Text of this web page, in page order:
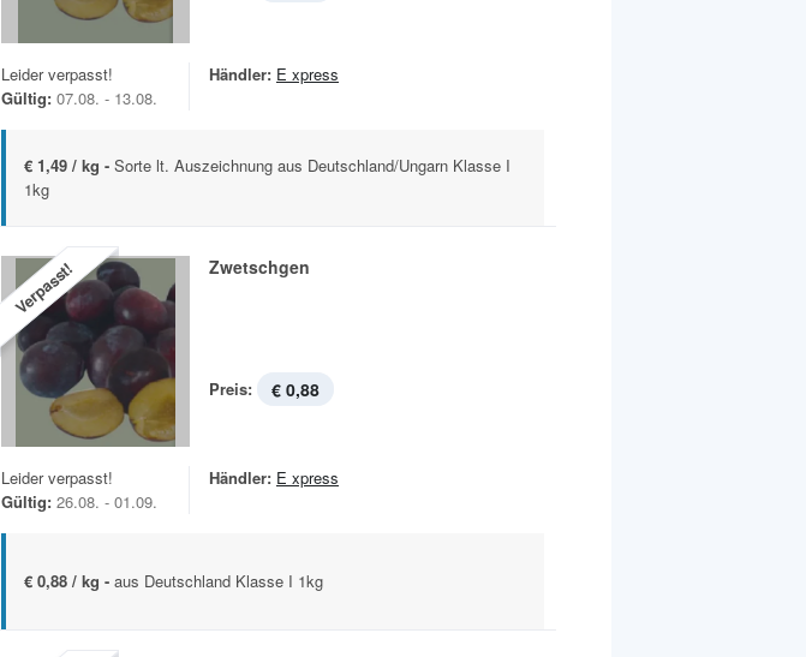
Leider verpasst!
Gültig: 07.08. - 13.08.
Händler: E xpress
€ 1,49 / kg - Sorte lt. Auszeichnung aus Deutschland/Ungarn Klasse I
1kg
Verpasst! Zwetschgen
Preis: € 0,88
Leider verpasst!
Gültig: 26.08. - 01.09.
Händler: E xpress
€ 0,88 / kg - aus Deutschland Klasse I 1kg